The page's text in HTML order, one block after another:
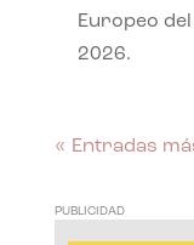
Europeo
2026.
« Entradas
PUBLICIDAD